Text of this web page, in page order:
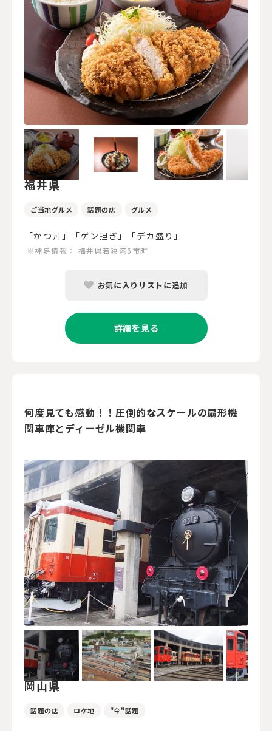
福井県
ご当地グルメ 話題の店 グルメ
「かつ丼」「ゲン担ぎ」「デカ盛り」
※補足情報： 福井県若狭湾6市町
お気に入りリストに追加
詳細を見る
何度見ても感動！！圧倒的なスケールの扇形機
関車庫とディーゼル機関車
岡山県
話題の店 ロケ地 "今"話題